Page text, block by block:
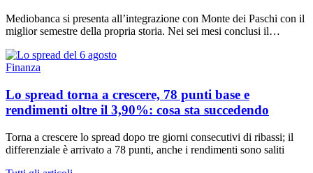
Mediobanca si presenta all’integrazione con Monte dei Paschi con il
miglior semestre della propria storia. Nei sei mesi conclusi il…
Finanza
Lo spread torna a crescere, 78 punti base e
rendimenti oltre il 3,90%: cosa sta succedendo
Torna a crescere lo spread dopo tre giorni consecutivi di ribassi; il
differenziale è arrivato a 78 punti, anche i rendimenti sono saliti